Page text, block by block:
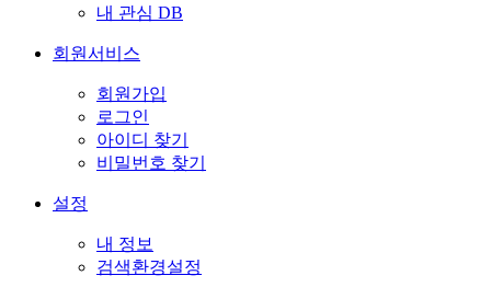
내 관심 DB
회원서비스
회원가입
로그인
아이디 찾기
비밀번호 찾기
설정
내 정보
검색환경설정